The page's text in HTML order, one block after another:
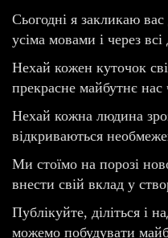
Сьогодні я закликаю
усіма мовами і через
Нехай кожен куточок
прекрасне майбутнє нас
Нехай кожна людина
відкриваються
Ми стоїмо на порозі
внести свій вклад у
Публікуйте, діліться і
можемо побудувати